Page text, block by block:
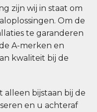
zijn wij in staat om
Om de
te garanderen
A-merken en
kwaliteit bij de
alleen bijstaan bij de
en u achteraf